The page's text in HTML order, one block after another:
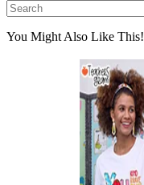
You Might Also Like This!